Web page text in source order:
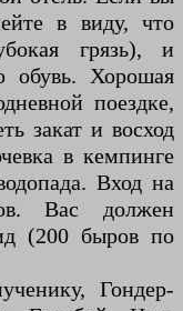
в виду, что
грязь), и
обувь. Хорошая
поездке,
закат и восход
в кемпинге
Вход на
Вас должен
(200 быров по
Гондер-